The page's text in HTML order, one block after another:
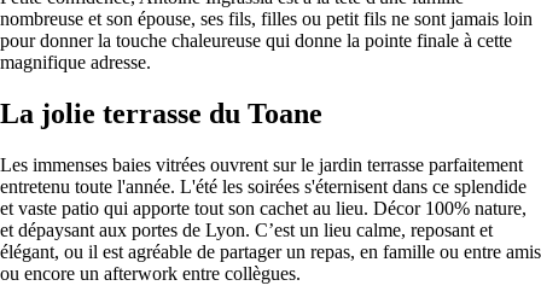
nombreuse et son épouse, ses fils, filles ou petit fils ne sont jamais loin
pour donner la touche chaleureuse qui donne la pointe finale à cette
magnifique adresse.
La jolie terrasse du Toane
Les immenses baies vitrées ouvrent sur le jardin terrasse parfaitement
entretenu toute l'année. L'été les soirées s'éternisent dans ce splendide
et vaste patio qui apporte tout son cachet au lieu. Décor 100% nature,
et dépaysant aux portes de Lyon. C’est un lieu calme, reposant et
élégant, ou il est agréable de partager un repas, en famille ou entre amis
ou encore un afterwork entre collègues.